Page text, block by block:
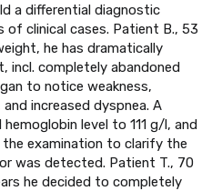
a differential diagnostic
of clinical cases. Patient B., 53
he has dramatically
incl. completely abandoned
to notice weakness,
increased dyspnea. A
level to 111 g/l, and
examination to clarify the
was detected. Patient T., 70
he decided to completely